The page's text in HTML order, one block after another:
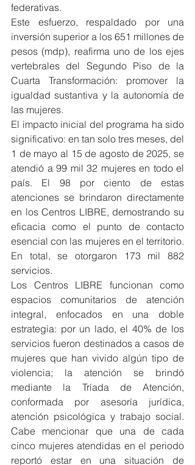
federativas.
Este esfuerzo, respaldado por una
inversión superior a los 651 millones de
pesos (mdp), reafirma uno de los ejes
vertebrales del Segundo Piso de la
Cuarta Transformación: promover la
igualdad sustantiva y la autonomía de
las mujeres.
El impacto inicial del programa ha sido
significativo: en tan solo tres meses, del
1 de mayo al 15 de agosto de 2025, se
atendió a 99 mil 32 mujeres en todo el
país. El 98 por ciento de estas
atenciones se brindaron directamente
en los Centros LIBRE, demostrando su
eficacia como el punto de contacto
esencial con las mujeres en el territorio.
En total, se otorgaron 173 mil 882
servicios.
Los Centros LIBRE funcionan como
espacios comunitarios de atención
integral, enfocados en una doble
estrategia: por un lado, el 40% de los
servicios fueron destinados a casos de
mujeres que han vivido algún tipo de
violencia; la atención se brindó
mediante la Tríada de Atención,
conformada por asesoría jurídica,
atención psicológica y trabajo social.
Cabe mencionar que una de cada
cinco mujeres atendidas en el periodo
reportó estar en una situación de